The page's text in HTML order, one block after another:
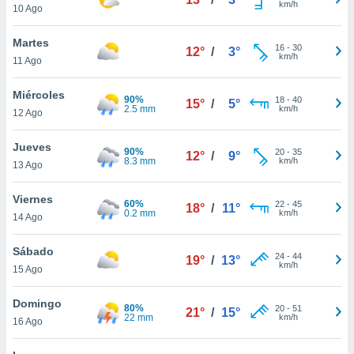
y
más
nuestra
y
de
disponible
cookies
10 Ago
km/h
Martes
11 Ago
12° / 3° 16- 30
km/h
Miércoles
12 Ago
90%
2.5 mm
15° / 5° 18- 40
km/h
Jueves
13 Ago
90%
8.3 mm
12° / 9° 20- 35
km/h
Viernes
14 Ago
60%
0.2 mm
18° / 11° 22- 45
km/h
Sábado
15 Ago
19° / 13° 24- 44
km/h
Domingo
16 Ago
80%
22 mm
21° / 15° 20- 51
km/h